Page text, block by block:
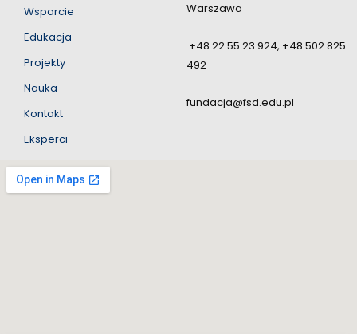
Wsparcie
Edukacja
Projekty
Nauka
Kontakt
Eksperci
Warszawa
+48 22 55 23 924, +48 502 825
492
fundacja@fsd.edu.pl